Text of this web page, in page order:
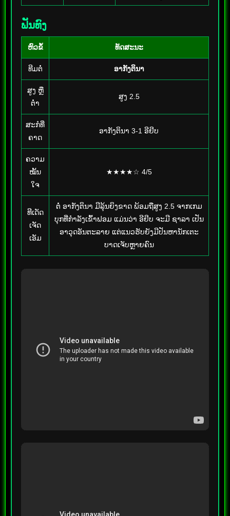
ຟັນທົງ
ຫົວຂໍ້ ທັດສະນະ
ທີມຕໍ່ ອາກັງຕິນາ
ສູງ ຫຼື
ຕໍ່າ
ສູງ 2.5
ສະກໍທີ່
ຄາດ
ອາກັງຕິນາ 3-1 ອີຢິບ
ຄວາມ
ໝັ້ນ
ໃຈ
★★★★☆ 4/5
ທີເດັດ
ເຈັດ
ເອັມ
ຕໍ່ ອາກັງຕິນາ ມີລຸ້ນຍິງຂາດ ພ້ອມຖືສູງ 2.5 ຈາກເກມ
ບຸກທີ່ກຳລັງເຂົ້າຟອມ ແມ່ນວ່າ ອີຢິບ ຈະມີ ຊາລາ ເປັນ
ອາວຸດອັນຕະລາຍ ແຕ່ແນວຮັບຍັງມີປັນຫານັກເຕະ
ບາດເຈັບຫຼາຍຄົນ